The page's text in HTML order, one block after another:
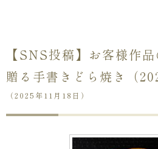
【SNS投稿】お客様作
贈る手書きどら焼き（
（2025年11月18日）